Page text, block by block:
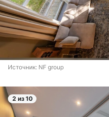
Источник: NF group
2 из 10